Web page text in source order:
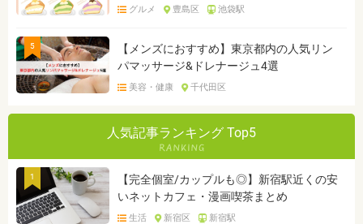
グルメ 豊島区 池袋駅
5
【メンズにおすすめ】東京都内の人気リン
パマッサージ&ドレナージュ4選
美容・健康 千代田区
人気記事ランキング Top5
1
【完全個室/カップルも◎】新宿駅近くの安
いネットカフェ・漫画喫茶まとめ
生活 新宿区 新宿駅